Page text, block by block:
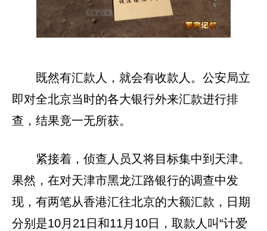
既然有汇款人，就会有收款人。公安局立
即对全北京当时的各大银行外来汇款进行排
查，结果竟一无所获。
紧接着，侦查人员又将目标集中到天津。
果然，在对天津市黑龙江路银行的调查中发
现，有两笔从香港汇往北京的大额汇款，日期
分别是10月21日和11月10日，取款人叫“计爱